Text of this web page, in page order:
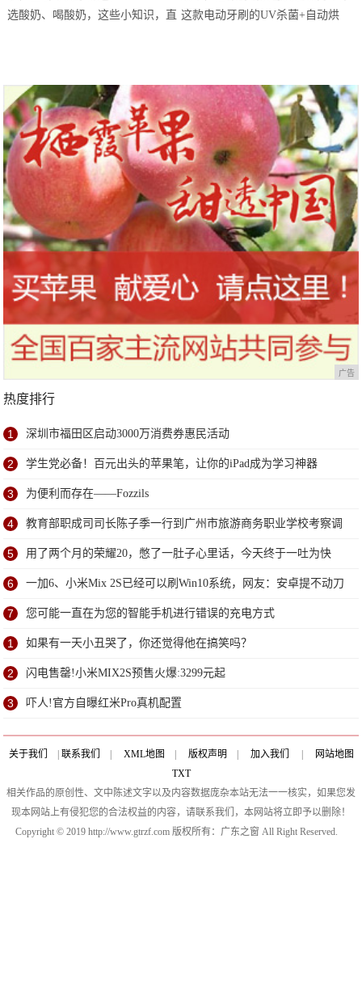
选酸奶、喝酸奶，这些小知识，直 这款电动牙刷的UV杀菌+自动烘
广告
热度排行
1 深圳市福田区启动3000万消费券惠民活动
2 学生党必备！百元出头的苹果笔，让你的iPad成为学习神器
3 为便利而存在——Fozzils
4 教育部职成司司长陈子季一行到广州市旅游商务职业学校考察调
研
5 用了两个月的荣耀20，憋了一肚子心里话，今天终于一吐为快
6 一加6、小米Mix 2S已经可以刷Win10系统，网友：安卓提不动刀
了？
7 您可能一直在为您的智能手机进行错误的充电方式
1 如果有一天小丑哭了，你还觉得他在搞笑吗？
2 闪电售罄!小米MIX2S预售火爆:3299元起
3 吓人!官方自曝红米Pro真机配置
关于我们 联系我们 XML地图 版权声明 加入我们
网站地图
TXT
相关作品的原创性、文中陈述文字以及内容数据庞杂本站无法一一核实，如果您发
现本网站上有侵犯您的合法权益的内容，请联系我们，本网站将立即予以删除！
Copyright © 2019 http://www.gtrzf.com 版权所有：广东之窗 All Right Reserved.